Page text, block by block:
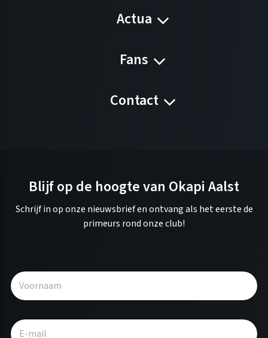
Actua
Fans
Contact
Blijf op de hoogte van Okapi Aalst
Schrijf in op onze nieuwsbrief en ontvang als het eerste de
primeurs rond onze club!
l
r